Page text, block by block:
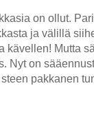
on ollut.
ja välillä
kävellen! Mutta
Nyt on
pakkanen